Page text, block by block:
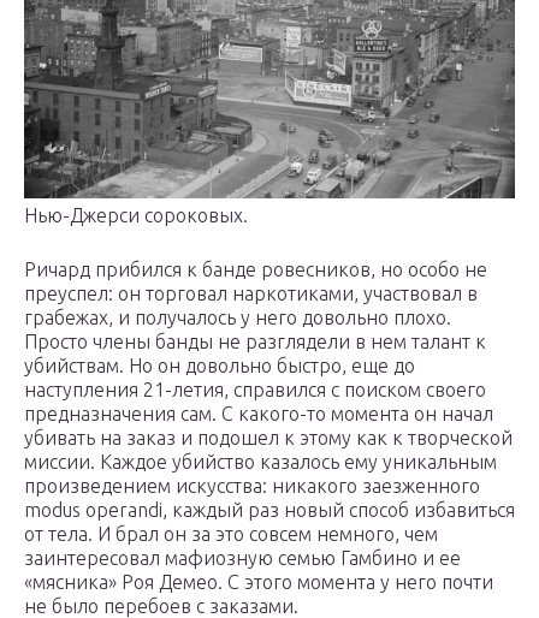
Нью-Джерси сороковых.
Ричард прибился к банде ровесников, но особо не
преуспел: он торговал наркотиками, участвовал в
грабежах, и получалось у него довольно плохо.
Просто члены банды не разглядели в нем талант к
убийствам. Но он довольно быстро, еще до
наступления 21-летия, справился с поиском своего
предназначения сам. С какого-то момента он начал
убивать на заказ и подошел к этому как к творческой
миссии. Каждое убийство казалось ему уникальным
произведением искусства: никакого заезженного
modus operandi, каждый раз новый способ избавиться
от тела. И брал он за это совсем немного, чем
заинтересовал мафиозную семью Гамбино и ее
«мясника» Роя Демео. С этого момента у него почти
не было перебоев с заказами.